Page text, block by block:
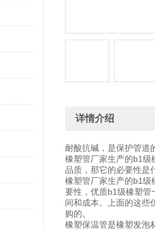
详情介绍
耐酸抗碱，是保护管道
橡塑管厂家生产的b1级
品质，那它的必要性是
橡塑管厂家生产的b1级
要性，优质b1级橡塑管
间和成本。上面的这些
购的。
橡塑保温管是橡塑发泡